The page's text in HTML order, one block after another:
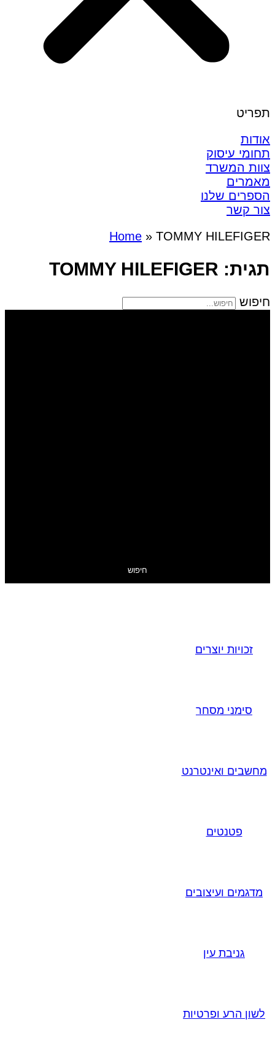
תפריט
אודות
תחומי עיסוק
צוות המשרד
מאמרים
הספרים שלנו
צור קשר
Home » TOMMY HILEFIGER
תגית: TOMMY HILEFIGER
חיפוש
חיפוש
זכויות יוצרים
סימני מסחר
מחשבים ואינטרנט
פטנטים
מדגמים ועיצובים
גניבת עין
לשון הרע ופרטיות